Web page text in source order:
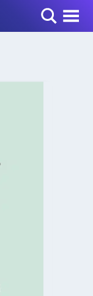
Toggle Menu